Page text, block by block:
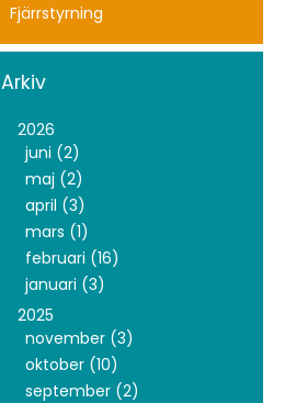
Fjärrstyrning
Arkiv
2026
juni (2)
maj (2)
april (3)
mars (1)
februari (16)
januari (3)
2025
november (3)
oktober (10)
september (2)